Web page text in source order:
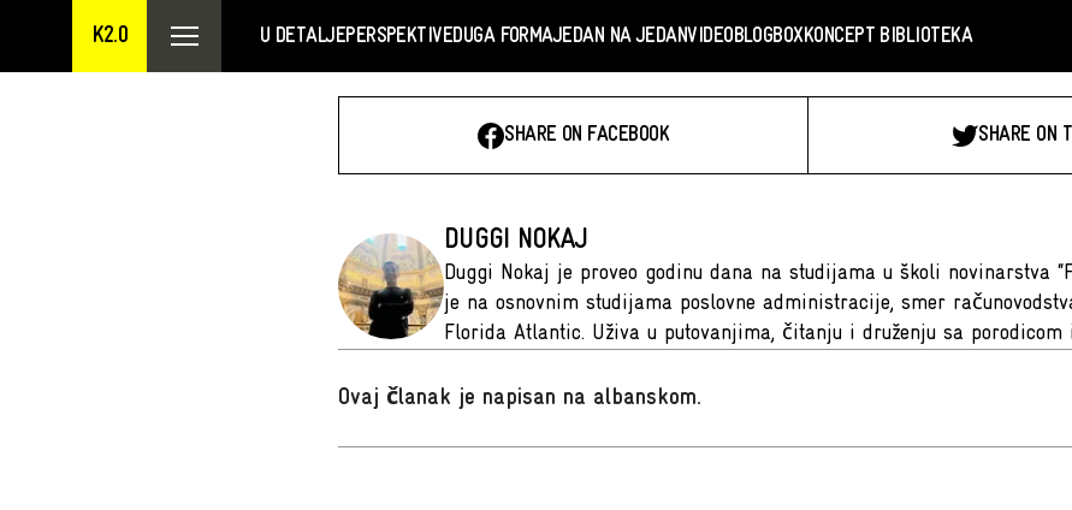
K2.0 U DETALJEPERSPEKTIVEDUGA FORMAJEDAN NA JEDANVIDEOBLOGBOXKONCEPT BIBLIOTEKA
SHARE ON FACEBOOK SHARE ON
DUGGI NOKAJ
Duggi Nokaj je proveo godinu dana na studijama u školi novinarstva
je na osnovnim studijama poslovne administracije, smer
Florida Atlantic. Uživa u putovanjima, čitanju i druženju sa
Ovaj članak je napisan na albanskom.